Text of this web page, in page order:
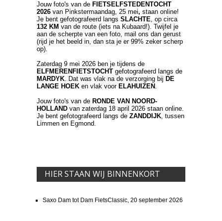
Jouw foto's van de FIETSELFSTEDENTOCHT
2026 van Pinkstermaandag, 25 mei, staan online!
Je bent gefotografeerd langs SLACHTE, op circa
132 KM van de route (iets na Kubaard!). Twijfel je
aan de scherpte van een foto, mail ons dan gerust
(rijd je het beeld in, dan sta je er 99% zeker scherp
op).
Zaterdag 9 mei 2026 ben je tijdens de
ELFMERENFIETSTOCHT gefotografeerd langs de
MARDYK. Dat was vlak na de verzorging bij DE
LANGE HOEK en vlak voor ELAHUIZEN .
Jouw foto's van de RONDE VAN NOORD-
HOLLAND van zaterdag 18 april 2026 staan online.
Je bent gefotografeerd langs de ZANDDIJK, tussen
Limmen en Egmond.
HIER STAAN WIJ BINNENKORT
Saxo Dam tot Dam FietsClassic, 20 september 2026